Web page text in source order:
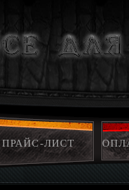
ПРАЙС-ЛИСТ